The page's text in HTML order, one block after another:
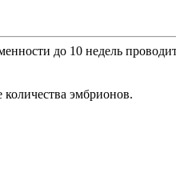
до 10 недель
эмбрионов.